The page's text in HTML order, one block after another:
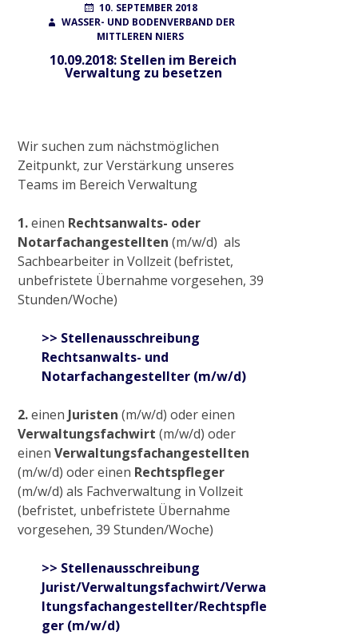
Wahlen
FAQ
Gewässerunterhaltung
Anlagen
Historisches Wehr
Pumpstation Grefrath
Hochwassermanagement
PROJEKTE & AKTIONEN
POSTED
ON
10. SEPTEMBER 2018
WASSER- UND BODENVERBAND DER
MITTLEREN NIERS
10.09.2018: Stellen im Bereich
Verwaltung zu besetzen
Wir suchen zum nächstmöglichen
Zeitpunkt, zur Verstärkung unseres
Teams im Bereich Verwaltung
1.einen Rechtsanwalts- oder
Notarfachangestellten (m/w/d) als
Sachbearbeiter in Vollzeit (befristet,
unbefristete Übernahme vorgesehen, 39
Stunden/Woche)
>> Stellenausschreibung
Rechtsanwalts- und
Notarfachangestellter (m/w/d)
2.einen Juristen (m/w/d) oder einen
Verwaltungsfachwirt (m/w/d) oder
einen Verwaltungsfachangestellten
(m/w/d) oder einen Rechtspfleger
(m/w/d) als Fachverwaltung in Vollzeit
(befristet, unbefristete Übernahme
vorgesehen, 39 Stunden/Woche)
>> Stellenausschreibung
Jurist/Verwaltungsfachwirt/Verwa
ltungsfachangestellter/Rechtspfle
ger (m/w/d)